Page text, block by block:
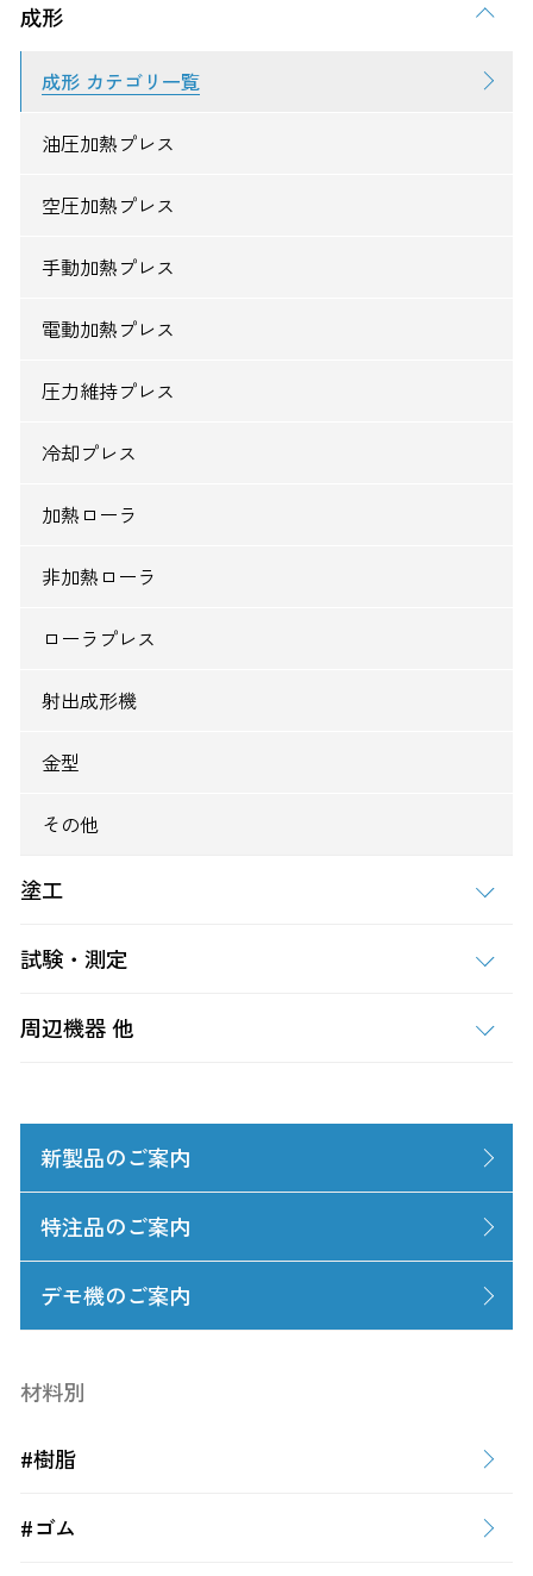
成形
成形 カテゴリ一覧
油圧加熱プレス
空圧加熱プレス
手動加熱プレス
電動加熱プレス
圧力維持プレス
冷却プレス
加熱ローラ
非加熱ローラ
ローラプレス
射出成形機
金型
その他
塗工
試験・測定
周辺機器 他
新製品のご案内
特注品のご案内
デモ機のご案内
材料別
#樹脂
#ゴム